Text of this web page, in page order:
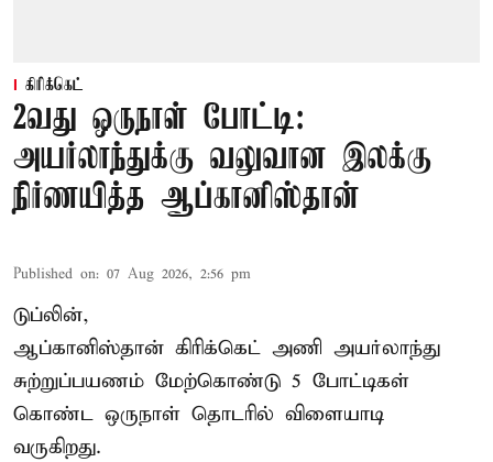
கிரிக்கெட்
2வது ஒருநாள் போட்டி:
அயர்லாந்துக்கு வலுவான இலக்கு
நிர்ணயித்த ஆப்கானிஸ்தான்
Published on: 07 Aug 2026, 2:56 pm
டுப்லின்,
ஆப்கானிஸ்தான் கிரிக்கெட் அணி அயர்லாந்து
சுற்றுப்பயணம் மேற்கொண்டு 5 போட்டிகள்
கொண்ட ஒருநாள் தொடரில் விளையாடி
வருகிறது.